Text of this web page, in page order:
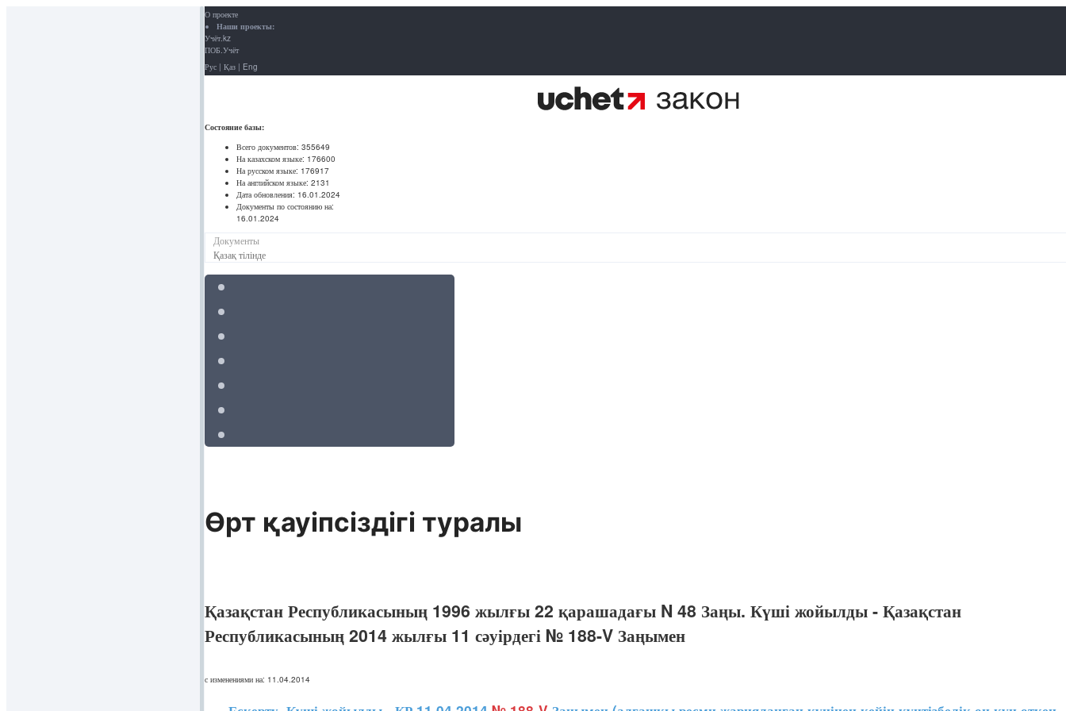
О проекте
Наши проекты:
Учёт.kz
ПОБ.Учёт
Рус | Қаз | Eng
Состояние базы:
Всего документов: 355649
На казахском языке: 176600
На русском языке: 176917
На английском языке: 2131
Дата обновления: 16.01.2024
Документы по состоянию на:
16.01.2024
Документы
Қазақ тілінде
Өрт қауіпсіздігі туралы
Қазақстан Республикасының 1996 жылғы 22 қарашадағы N 48 Заңы. Күші жойылды - Қазақстан
Республикасының 2014 жылғы 11 сәуірдегі № 188-V Заңымен
с изменениями на: 11.04.2014